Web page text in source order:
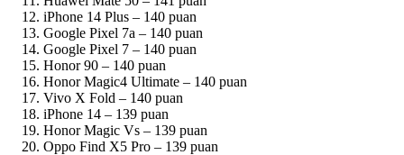
iPhone 14 Plus – 140 puan
Google Pixel 7a – 140 puan
Google Pixel 7 – 140 puan
Honor 90 – 140 puan
Honor Magic4 Ultimate – 140 puan
Vivo X Fold – 140 puan
iPhone 14 – 139 puan
Honor Magic Vs – 139 puan
Oppo Find X5 Pro – 139 puan